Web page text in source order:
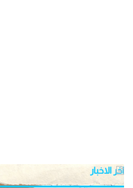
اخر الاخبار